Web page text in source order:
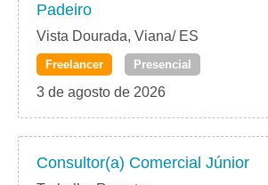
Padeiro
Vista Dourada, Viana/ ES
Freelancer Presencial
3 de agosto de 2026
Consultor(a) Comercial Júnior